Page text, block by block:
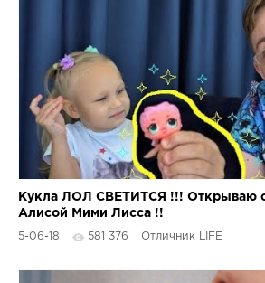
Кукла ЛОЛ СВЕТИТСЯ !!! Открываю
Алисой Мими Лисса !!
5-06-18 581 376 Отличник LIFE